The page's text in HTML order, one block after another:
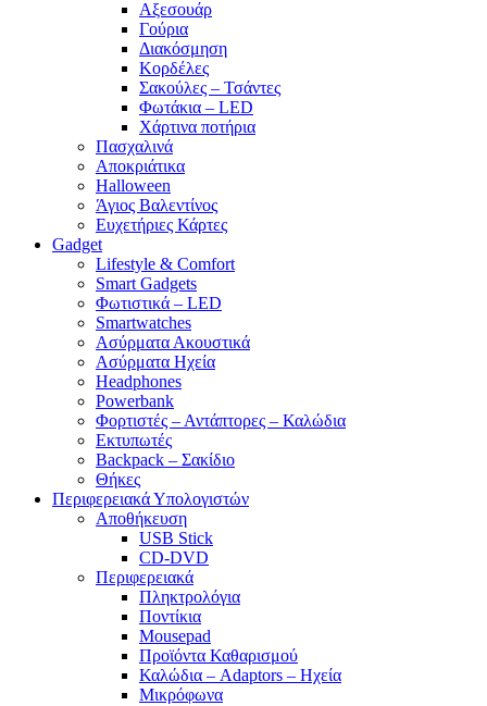
Αξεσουάρ
Γούρια
Διακόσμηση
Κορδέλες
Σακούλες – Τσάντες
Φωτάκια – LED
Χάρτινα ποτήρια
Πασχαλινά
Αποκριάτικα
Halloween
Άγιος Βαλεντίνος
Ευχετήριες Κάρτες
Gadget
Lifestyle & Comfort
Smart Gadgets
Φωτιστικά – LED
Smartwatches
Ασύρματα Ακουστικά
Ασύρματα Ηχεία
Headphones
Powerbank
Φορτιστές – Αντάπτορες – Καλώδια
Εκτυπωτές
Backpack – Σακίδιο
Θήκες
Περιφερειακά Υπολογιστών
Αποθήκευση
USB Stick
CD-DVD
Περιφερειακά
Πληκτρολόγια
Ποντίκια
Mousepad
Προϊόντα Καθαρισμού
Καλώδια – Adaptors – Ηχεία
Μικρόφωνα